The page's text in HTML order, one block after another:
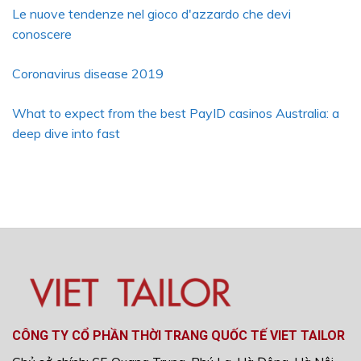
Le nuove tendenze nel gioco d'azzardo che devi
conoscere
Coronavirus disease 2019
What to expect from the best PayID casinos Australia: a
deep dive into fast
CÔNG TY CỔ PHẦN THỜI TRANG QUỐC TẾ VIET TAILOR